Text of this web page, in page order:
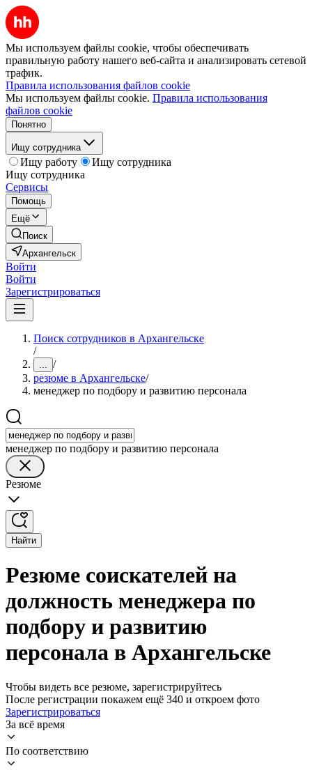
Мы используем файлы cookie, чтобы обеспечивать
правильную работу нашего веб-сайта и анализировать сетевой
трафик.
Правила использования файлов cookie
Мы используем файлы cookie. Правила использования
файлов cookie
Понятно
Ищу сотрудника
Ищу работу
Ищу сотрудника
Ищу сотрудника
Сервисы
Помощь
Ещё
Поиск
Архангельск
Войти
Войти
Зарегистрироваться
Поиск сотрудников в Архангельске
/
... /
резюме в Архангельске/
менеджер по подбору и развитию персонала
менеджер по подбору и развитию персонала
Резюме
Найти
Резюме соискателей на
должность менеджера по
подбору и развитию
персонала в Архангельске
Чтобы видеть все резюме, зарегистрируйтесь
После регистрации покажем ещё 340 и откроем фото
Зарегистрироваться
За всё время
По соответствию